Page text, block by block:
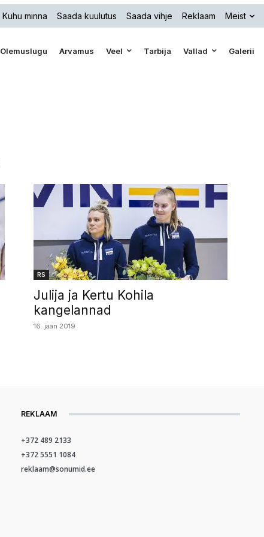
Kuhu minna Saada kuulutus Saada vihje Reklaam Meist
Olemuslugu Arvamus Veel Tarbija Vallad Galerii
RS
Julija ja Kertu Kohila
kangelannad
16. jaan 2019
REKLAAM
+372 489 2133
+372 5551 1084
reklaam@sonumid.ee